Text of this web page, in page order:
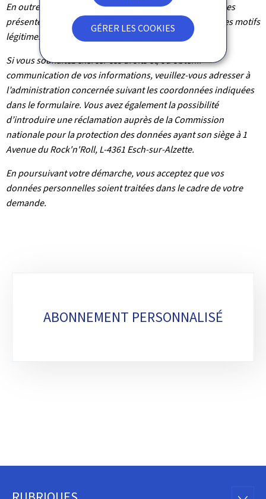
GÉRER LES COOKIES
En outre et excepté le cas où le traitement de vos données
présente un caractère obligatoire, vous pouvez, pour des motifs
légitimes, vous y opposer.
Si vous souhaitez exercer ces droits et/ou obtenir
communication de vos informations, veuillez-vous adresser à
l’administration concernée suivant les coordonnées indiquées
dans le formulaire. Vous avez également la possibilité
d’introduire une réclamation auprès de la Commission
nationale pour la protection des données ayant son siège à 1
Avenue du Rock'n'Roll, L-4361 Esch-sur-Alzette.
En poursuivant votre démarche, vous acceptez que vos
données personnelles soient traitées dans le cadre de votre
demande.
rubriquesABONNEMENT PERSONNALISÉ